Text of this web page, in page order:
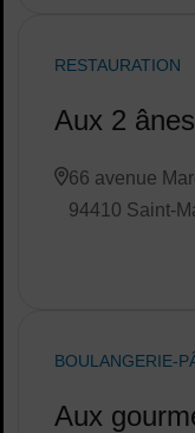
RESTAURATION
Aux 2 ânes
66 avenue
94410 Saint-
BOULANGERIE-
Aux